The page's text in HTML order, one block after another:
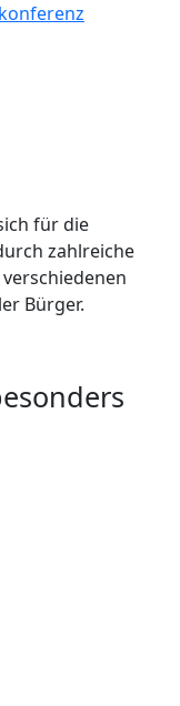
für die
zahlreiche
Bürger.